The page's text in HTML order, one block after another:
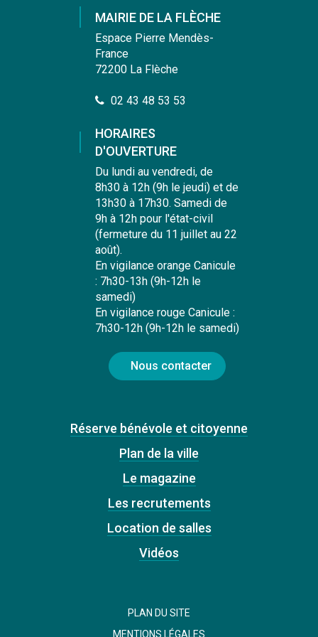
comptecomptecompte
chaîne
MAIRIE DE LA FLÈCHE
Espace Pierre Mendès-
France
72200 La Flèche
02 43 48 53 53
HORAIRES
D'OUVERTURE
Du lundi au vendredi, de
8h30 à 12h (9h le jeudi) et de
13h30 à 17h30. Samedi de
9h à 12h pour l'état-civil
(fermeture du 11 juillet au 22
août).
En vigilance orange Canicule
: 7h30-13h (9h-12h le
samedi)
En vigilance rouge Canicule :
7h30-12h (9h-12h le samedi)
Nous contacter
Réserve bénévole et citoyenne
Plan de la ville
Le magazine
Les recrutements
Location de salles
Vidéos
PLAN DU SITE
MENTIONS LÉGALES